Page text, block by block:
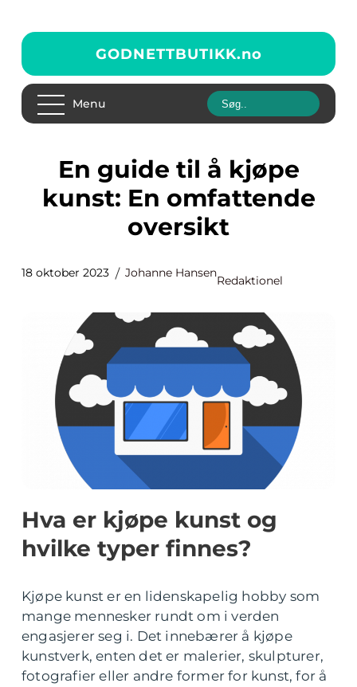
GODNETTBUTIKK.no
Menu
En guide til å kjøpe
kunst: En omfattende
oversikt
18 oktober 2023 Johanne Hansen
Redaktionel
Hva er kjøpe kunst og
hvilke typer finnes?
Kjøpe kunst er en lidenskapelig hobby som
mange mennesker rundt om i verden
engasjerer seg i. Det innebærer å kjøpe
kunstverk, enten det er malerier, skulpturer,
fotografier eller andre former for kunst, for å